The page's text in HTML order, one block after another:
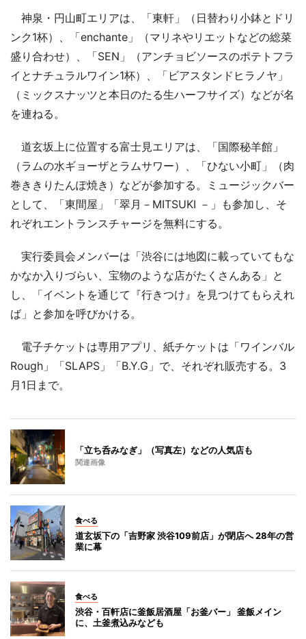
神泉・円山町エリアは、「東軒」（日替わり小鉢とドリ
ンク1杯）、「enchante」（マリネやリエットなどの総菜
盛り合わせ）、「SEN」（アンチョビソースのポテトフラ
イとナチュラルワイン1杯）、「ビアスタンドヒラノヤ」
（ミックスナッツと本日のたる生ハーフサイズ）などが名
を連ねる。
道玄坂上に位置する富士見エリアは、「国際秘羊館」
（ラムの水ギョーザとラムサワー）、「ひない小町」（肉
巻ききりたんぽ焼き）などが参加する。ミュージックバー
として、「東間屋」「翠月－MITSUKI －」も参加し、そ
れぞれエントランスチャージを無料にする。
実行委員会メンバーは「渋谷には地図に載っていてもな
かなか入りづらい、宝物のような店がたくさんある」と
し、「イベントを通じて『行きつけ』を見つけてもらえれ
ば」と参加を呼びかける。
電子チケットは専用アプリ、紙チケットは「ワインバル
Rough」「SLAPS」「B.Y.G」で、それぞれ販売する。3
月1日まで。
「立ち呑みなぎ」（写真左）などの人気店も
関連画像
食べる
道玄坂下の「吉野家 渋谷109前店」が閉店へ 28年の営
業に幕
食べる
渋谷・百軒店に釜飯居酒屋「お釜バー」 釜飯メイン
に、土釜煮込みなども